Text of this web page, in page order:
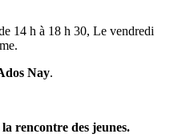
14 h à 18 h 30, Le vendredi
Nay.
rencontre des jeunes.